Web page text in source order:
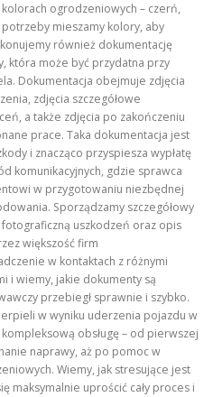
ogrodzeniowych – czerń,
mieszamy kolory, aby
również dokumentację
która może być przydatna przy
Dokumentacja obejmuje zdjęcia
zdjęcia szczegółowe
a także zdjęcia po zakończeniu
prace. Taka dokumentacja jest
i znacząco przyspiesza wypłatę
komunikacyjnych, gdzie sprawca
w przygotowaniu niezbędnej
Sporządzamy szczegółowy
uszkodzeń oraz opis
większość firm
w kontaktach z różnymi
i wiemy, jakie dokumenty są
przebiegł sprawnie i szybko.
w wyniku uderzenia pojazdu w
obsługę – od pierwszej
naprawy, aż po pomoc w
Wiemy, jak stresujące jest
maksymalnie uprościć cały proces i